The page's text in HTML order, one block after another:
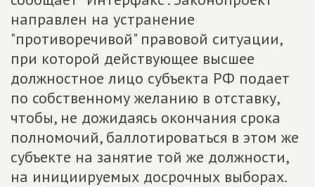
направлен на устранение
"противоречивой" правовой ситуации,
при которой действующее высшее
должностное лицо субъекта РФ подает
по собственному желанию в отставку,
чтобы, не дожидаясь окончания срока
полномочий, баллотироваться в этом же
субъекте на занятие той же должности,
на инициируемых досрочных выборах.